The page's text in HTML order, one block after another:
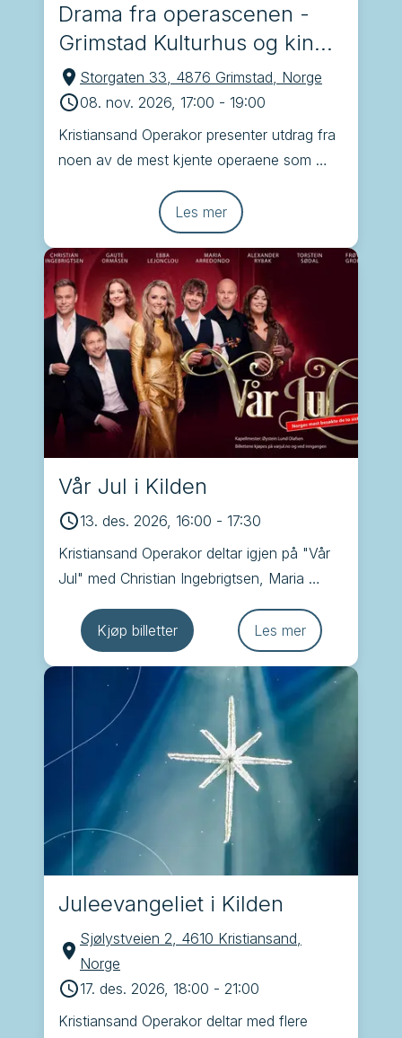
Drama fra operascenen -
Grimstad Kulturhus og kino,
Grimstad
Storgaten 33, 4876 Grimstad, Norge
08. nov. 2026, 17:00 - 19:00
Kristiansand Operakor presenter utdrag fra
noen av de mest kjente operaene som
Les mer
Vår Jul i Kilden
13. des. 2026, 16:00 - 17:30
Kristiansand Operakor deltar igjen på "Vår
Jul" med Christian Ingebrigtsen, Maria
Sødal, Ebba Lejonclou, Gaute Ormåsen,
Frøydis Grorud og kapellmester Øystein
Lund Olafsen
Kjøp billetter Les mer
Juleevangeliet i Kilden
Sjølystveien 2, 4610 Kristiansand,
Norge
17. des. 2026, 18:00 - 21:00
Kristiansand Operakor deltar med flere